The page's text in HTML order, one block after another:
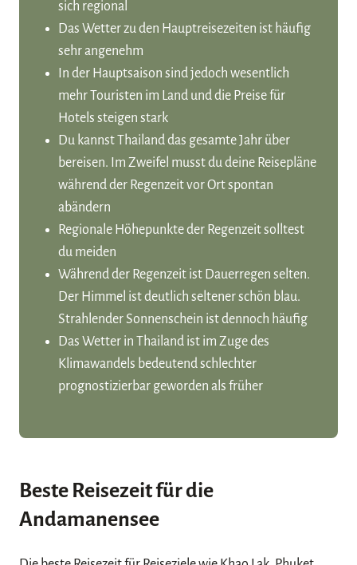
sich regional
Das Wetter zu den Hauptreisezeiten ist häufig
sehr angenehm
In der Hauptsaison sind jedoch wesentlich
mehr Touristen im Land und die Preise für
Hotels steigen stark
Du kannst Thailand das gesamte Jahr über
bereisen. Im Zweifel musst du deine Reisepläne
während der Regenzeit vor Ort spontan
abändern
Regionale Höhepunkte der Regenzeit solltest
du meiden
Während der Regenzeit ist Dauerregen selten.
Der Himmel ist deutlich seltener schön blau.
Strahlender Sonnenschein ist dennoch häufig
Das Wetter in Thailand ist im Zuge des
Klimawandels bedeutend schlechter
prognostizierbar geworden als früher
Beste Reisezeit für die
Andamanensee